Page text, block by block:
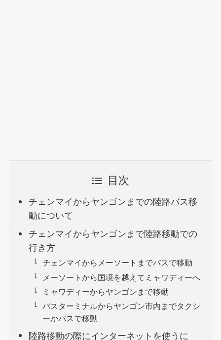
目次
チェンマイからヤンゴンまでの陸路バス移
動について
チェンマイからヤンゴンまで陸路移動での
行き方
チェンマイからメーソートまでバスで移動
メーソートから国境を越えてミャワディーへ
ミャワディーからヤンゴンまで移動
バスターミナルからヤンゴン市内までタクシ
ーかバスで移動
陸路移動の際にインターネットを使うに